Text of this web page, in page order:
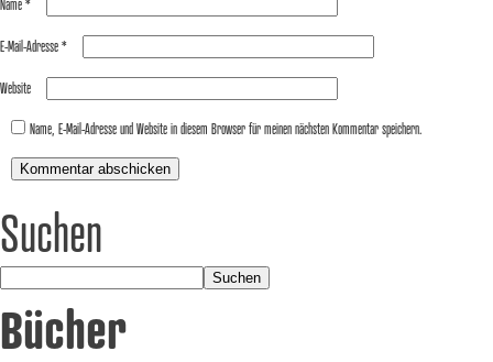
E-Mail-Adresse*
Website
Name, E-Mail-Adresse und Website in diesem Browser für meinen nächsten Kommentar speichern.
Suchen
Suchen
Bücher